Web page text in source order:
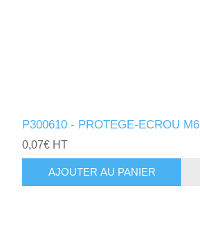
P300610 - PROTEGE-ECROU M6
0,07€ HT
AJOUTER AU PANIER